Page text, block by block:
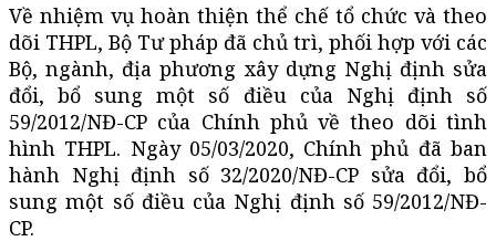
Về nhiệm vụ hoàn thiện thể chế tổ chức và theo
dõi THPL, Bộ Tư pháp đã chủ trì, phối hợp với các
Bộ, ngành, địa phương xây dựng Nghị định sửa
đổi, bổ sung một số điều của Nghị định số
59/2012/NĐ-CP của Chính phủ về theo dõi tình
hình THPL. Ngày 05/03/2020, Chính phủ đã ban
hành Nghị định số 32/2020/NĐ-CP sửa đổi, bổ
sung một số điều của Nghị định số 59/2012/NĐ-
CP.